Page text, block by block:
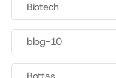
Biotech
blog-10